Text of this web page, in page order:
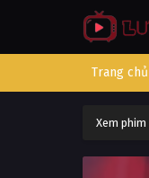
Trang chủ
Xem phim